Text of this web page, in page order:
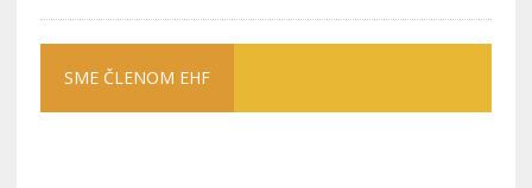
SME ČLENOM EHF